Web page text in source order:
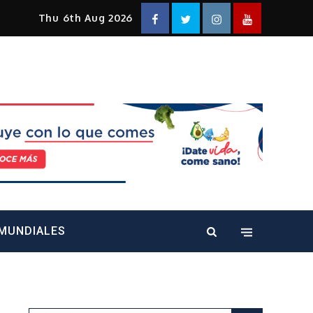
Thu 6th Aug 2026 FacebookTwitterInstagramYouTube